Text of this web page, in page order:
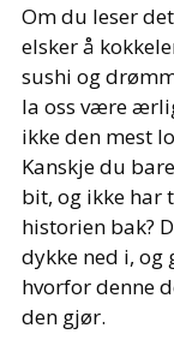
Om du leser
elsker å
sushi og
la oss være
ikke den mest
Kanskje du
bit, og ikke har
historien bak?
dykke ned i, og
hvorfor denne
den gjør.